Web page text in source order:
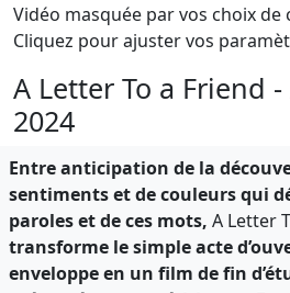
Vidéo masquée par vos choix de
Cliquez pour ajuster vos
A Letter To a Friend
2024
Entre anticipation de la
sentiments et de couleurs qui
paroles et de ces mots, A Letter
transforme le simple acte
enveloppe en un film de fin